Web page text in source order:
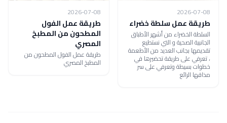
2026-07-08
طريقة عمل سلطة خضراء
السلطة الخضراء من أشهر الأطباق
الجانبية الصحية و التي نستطيع
تقديمها بجانب العديد من الأطعمة
، تعرفي على طريقة تحضيرها في
خطوات بسيطة وتعرفي على سر
مذاقها الرائع
2026-07-08
طريقة عمل الفول
المطحون من المطبخ
المصري
طريقة عمل الفول المطحون من
المطبخ المصري